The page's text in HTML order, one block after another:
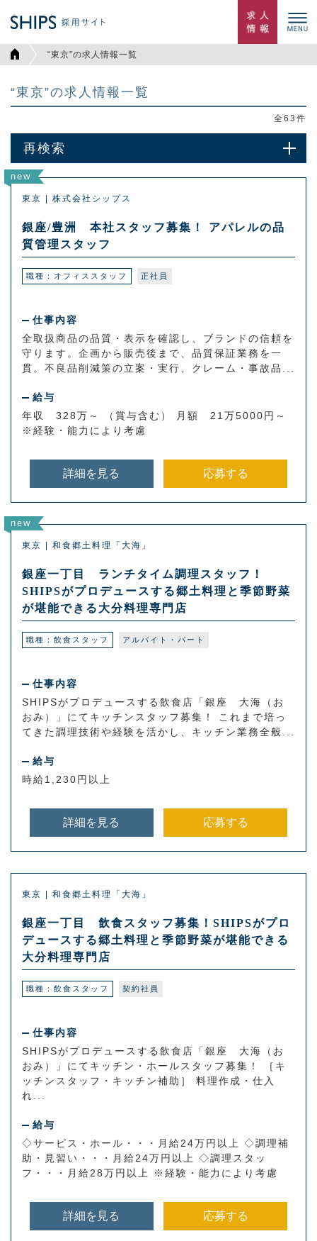
“東京”の求人情報一覧
“東京”の求人情報一覧
全63 件
再検索
東京 | 株式会社シップス
銀座/豊洲 本社スタッフ募集！ アパレルの品
質管理スタッフ
new
職種：オフィススタッフ 正社員
仕事内容
全取扱商品の品質・表示を確認し、ブランドの信頼を
守ります。企画から販売後まで、品質保証業務を一
貫。不良品削減策の立案・実行、クレーム・事故品...
給与
年収 328万～ （賞与含む） 月額 21万5000円～
※経験・能力により考慮
詳細を見る 応募する
東京 | 和食郷土料理「大海」
銀座一丁目 ランチタイム調理スタッフ！
SHIPSがプロデュースする郷土料理と季節野菜
が堪能できる大分料理専門店
new
職種：飲食スタッフ アルバイト・パート
仕事内容
SHIPSがプロデュースする飲食店「銀座 大海（お
おみ）」にてキッチンスタッフ募集！ これまで培っ
てきた調理技術や経験を活かし、キッチン業務全般...
給与
時給1,230円以上
詳細を見る 応募する
東京 | 和食郷土料理「大海」
銀座一丁目 飲食スタッフ募集！SHIPSがプロ
デュースする郷土料理と季節野菜が堪能できる
大分料理専門店
職種：飲食スタッフ 契約社員
仕事内容
SHIPSがプロデュースする飲食店「銀座 大海（お
おみ）」にてキッチン・ホールスタッフ募集！ ［キ
ッチンスタッフ・キッチン補助］ 料理作成・仕入
れ...
給与
◇サービス・ホール・・・月給24万円以上 ◇調理補
助・見習い・・・月給24万円以上 ◇調理スタッ
フ・・・月給28万円以上 ※経験・能力により考慮
詳細を見る 応募する